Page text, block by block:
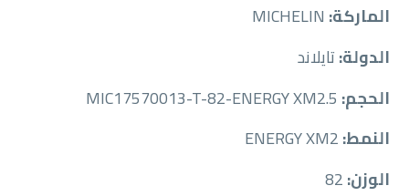
الماركة:
الدولة:تايلاند
الحجم:
النمط:
الوزن: